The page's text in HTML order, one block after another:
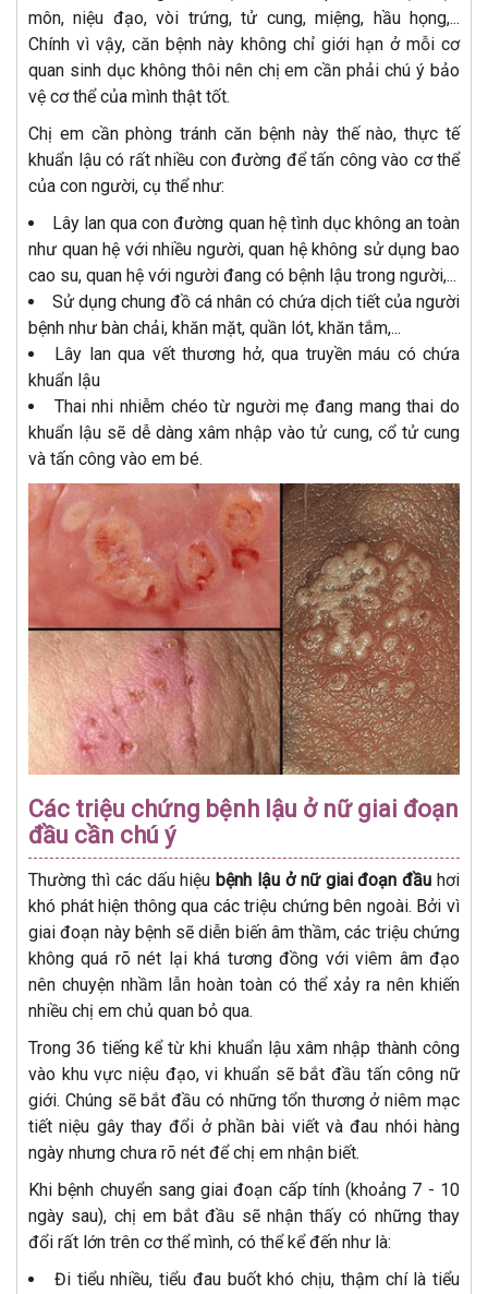
môn, niệu đạo, vòi trứng, tử cung, miệng, hầu họng,...
Chính vì vậy, căn bệnh này không chỉ giới hạn ở mỗi cơ
quan sinh dục không thôi nên chị em cần phải chú ý bảo
vệ cơ thể của mình thật tốt.
Chị em cần phòng tránh căn bệnh này thế nào, thực tế
khuẩn lậu có rất nhiều con đường để tấn công vào cơ thể
của con người, cụ thể như:
Lây lan qua con đường quan hệ tình dục không an toàn
như quan hệ với nhiều người, quan hệ không sử dụng bao
cao su, quan hệ với người đang có bệnh lậu trong người,...
Sử dụng chung đồ cá nhân có chứa dịch tiết của người
bệnh như bàn chải, khăn mặt, quần lót, khăn tắm,...
Lây lan qua vết thương hở, qua truyền máu có chứa
khuẩn lậu
Thai nhi nhiễm chéo từ người mẹ đang mang thai do
khuẩn lậu sẽ dễ dàng xâm nhập vào tử cung, cổ tử cung
và tấn công vào em bé.
Các triệu chứng bệnh lậu ở nữ giai đoạn
đầu cần chú ý
Thường thì các dấu hiệu bệnh lậu ở nữ giai đoạn đầu hơi
khó phát hiện thông qua các triệu chứng bên ngoài. Bởi vì
giai đoạn này bệnh sẽ diễn biến âm thầm, các triệu chứng
không quá rõ nét lại khá tương đồng với viêm âm đạo
nên chuyện nhầm lẫn hoàn toàn có thể xảy ra nên khiến
nhiều chị em chủ quan bỏ qua.
Trong 36 tiếng kể từ khi khuẩn lậu xâm nhập thành công
vào khu vực niệu đạo, vi khuẩn sẽ bắt đầu tấn công nữ
giới. Chúng sẽ bắt đầu có những tổn thương ở niêm mạc
tiết niệu gây thay đổi ở phần bài viết và đau nhói hàng
ngày nhưng chưa rõ nét để chị em nhận biết.
Khi bệnh chuyển sang giai đoạn cấp tính (khoảng 7 - 10
ngày sau), chị em bắt đầu sẽ nhận thấy có những thay
đổi rất lớn trên cơ thể mình, có thể kể đến như là:
Đi tiểu nhiều, tiểu đau buốt khó chịu, thậm chí là tiểu